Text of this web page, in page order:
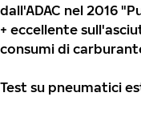
dall'ADAC nel 2016
+ eccellente
consumi di
Test su pneumatici